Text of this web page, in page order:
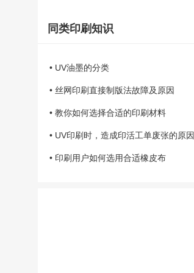
同类印刷知识
• UV油墨的分类
• 丝网印刷直接制版法故障及原因
• 教你如何选择合适的印刷材料
• UV印刷时，造成印活工单废张的原因
• 印刷用户如何选用合适橡皮布